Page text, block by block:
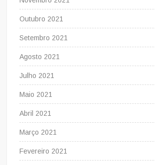
Outubro 2021
Setembro 2021
Agosto 2021
Julho 2021
Maio 2021
Abril 2021
Março 2021
Fevereiro 2021